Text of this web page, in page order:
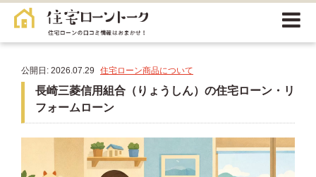
公開日: 2026.07.29 住宅ローン商品について
長崎三菱信用組合（りょうしん）の住宅ローン・リ
フォームローン